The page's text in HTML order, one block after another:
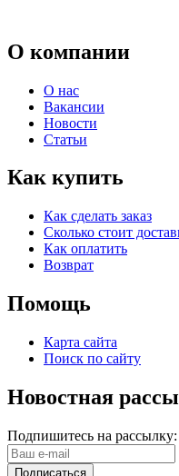
О компании
О нас
Вакансии
Новости
Статьи
Как купить
Как сделать заказ
Сколько стоит
Как оплатить
Возврат
Помощь
Карта сайта
Поиск по сайту
Новостная
Подпишитесь на рассылку:
Подписаться